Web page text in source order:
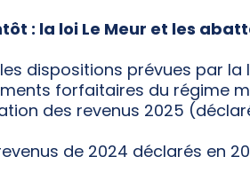
: la loi Le Meur et les
dispositions prévues par la
forfaitaires du régime
des revenus 2025
de 2024 déclarés en